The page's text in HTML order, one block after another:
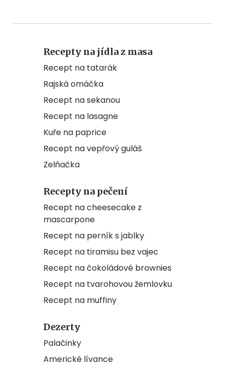
Recepty na jídla z masa
Recept na tatarák
Rajská omáčka
Recept na sekanou
Recept na lasagne
Kuře na paprice
Recept na vepřový guláš
Zelňačka
Recepty na pečení
Recept na cheesecake z
mascarpone
Recept na perník s jablky
Recept na tiramisu bez vajec
Recept na čokoládové brownies
Recept na tvarohovou žemlovku
Recept na muffiny
Dezerty
Palačinky
Americké lívance